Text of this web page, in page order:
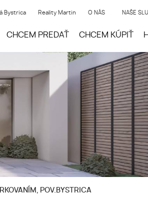
Bystrica Reality Martin O NÁS NAŠE
CHCEM PREDAŤ CHCEM KÚPIŤ
POV.BYSTRICA